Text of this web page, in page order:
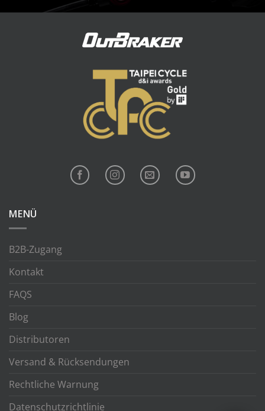
MENÜ
B2B-Zugang
Kontakt
FAQS
Blog
Distributoren
Versand & Rücksendungen
Rechtliche Warnung
Datenschutzrichtlinie